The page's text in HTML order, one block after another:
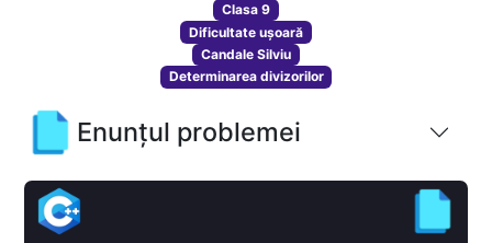
Clasa 9
Dificultate ușoară
Candale Silviu
Determinarea divizorilor
Enunțul problemei